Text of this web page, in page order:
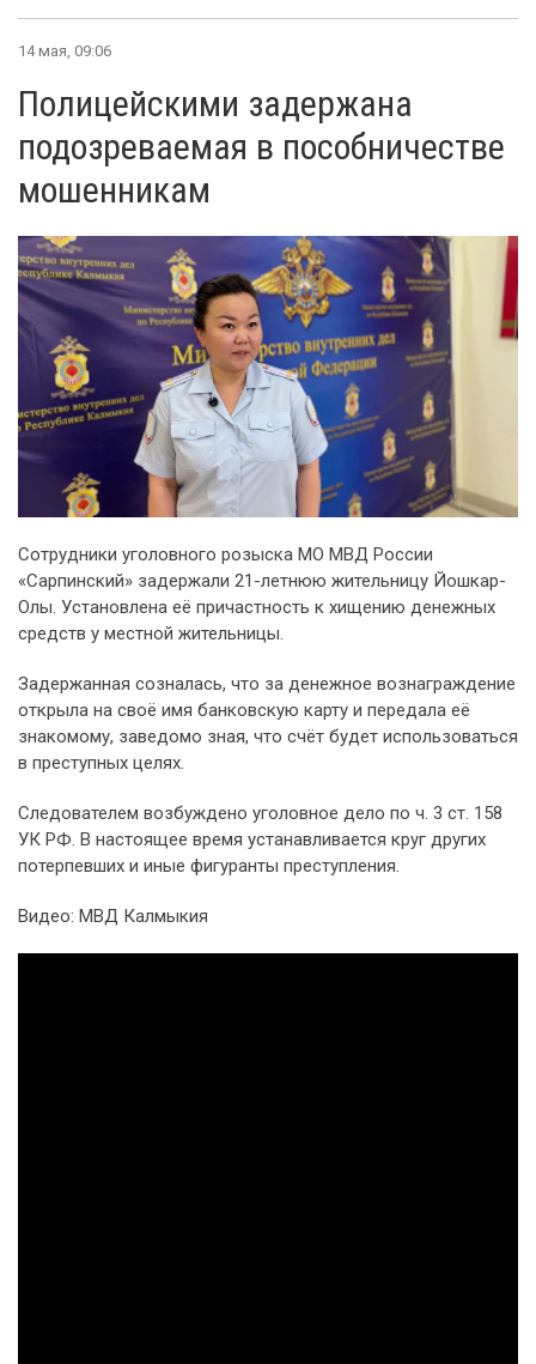
14 мая, 09:06
Полицейскими задержана
подозреваемая в пособничестве
мошенникам
Сотрудники уголовного розыска МО МВД России
«Сарпинский» задержали 21-летнюю жительницу Йошкар-
Олы. Установлена её причастность к хищению денежных
средств у местной жительницы.
Задержанная созналась, что за денежное вознаграждение
открыла на своё имя банковскую карту и передала её
знакомому, заведомо зная, что счёт будет использоваться
в преступных целях.
Следователем возбуждено уголовное дело по ч. 3 ст. 158
УК РФ. В настоящее время устанавливается круг других
потерпевших и иные фигуранты преступления.
Видео: МВД Калмыкия